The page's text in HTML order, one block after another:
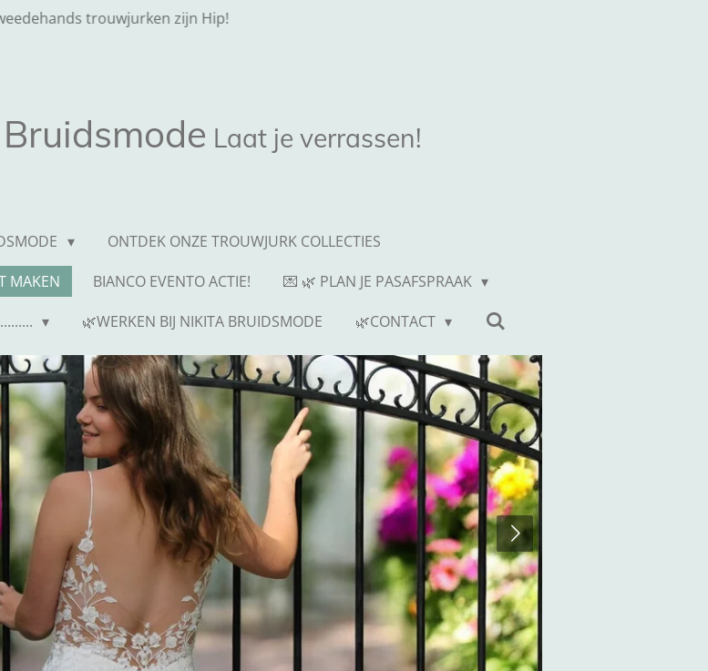
trouwjurken zijn Hip!
Bruidsmode Laat je verrassen!
ONTDEK ONZE TROUWJURK COLLECTIES
MAKEN
BIANCO EVENTO ACTIE!
💌 🌿 PLAN JE PASAFSPRAAK
🌿WERKEN BIJ NIKITA BRUIDSMODE 🌿CONTACT